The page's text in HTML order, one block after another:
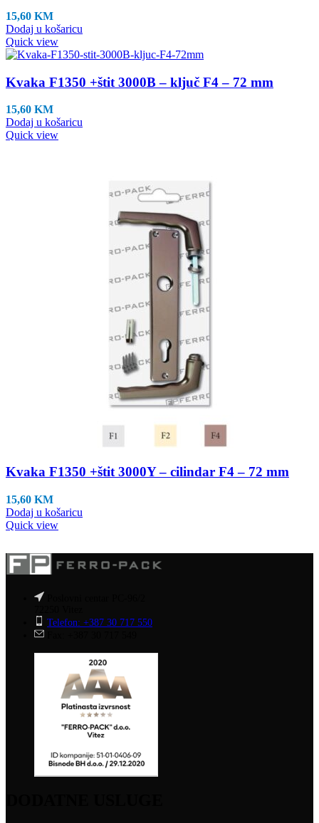
15,60 KM
Dodaj u košaricu
Quick view
Kvaka F1350 +štit 3000B – ključ F4 – 72 mm
15,60 KM
Dodaj u košaricu
Quick view
Kvaka F1350 +štit 3000Y – cilindar F4 – 72 mm
15,60 KM
Dodaj u košaricu
Quick view
Telefon: +387 30 717 550